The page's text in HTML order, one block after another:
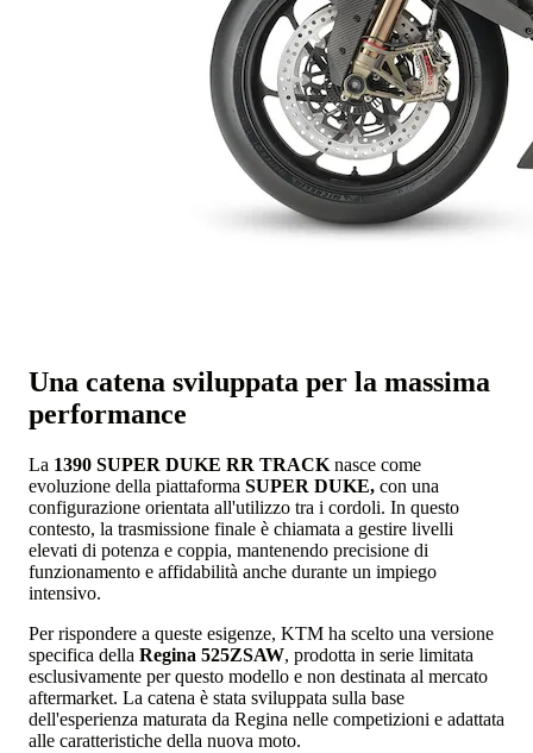
Una catena sviluppata per la massima
performance
La 1390 SUPER DUKE RR TRACK nasce come
evoluzione della piattaforma SUPER DUKE, con una
configurazione orientata all'utilizzo tra i cordoli. In questo
contesto, la trasmissione finale è chiamata a gestire livelli
elevati di potenza e coppia, mantenendo precisione di
funzionamento e affidabilità anche durante un impiego
intensivo.
Per rispondere a queste esigenze, KTM ha scelto una versione
specifica della Regina 525ZSAW, prodotta in serie limitata
esclusivamente per questo modello e non destinata al mercato
aftermarket. La catena è stata sviluppata sulla base
dell'esperienza maturata da Regina nelle competizioni e adattata
alle caratteristiche della nuova moto.